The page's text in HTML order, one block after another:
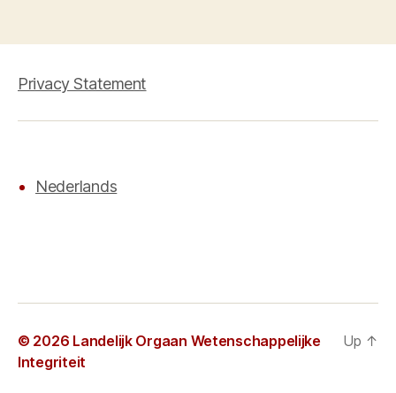
Privacy Statement
Nederlands
© 2026 Landelijk Orgaan Wetenschappelijke
Integriteit
Up ↑